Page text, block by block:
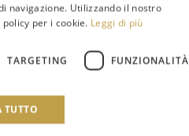
navigazione. Utilizzando il nostro
per i cookie. Leggi di più
TARGETING FUNZIONALITÀ
TUTTO